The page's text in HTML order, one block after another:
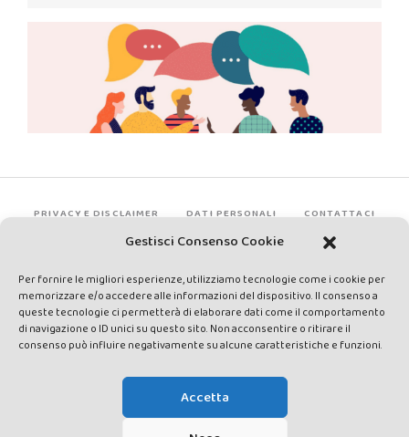
Gestisci Consenso Cookie
Per fornire le migliori esperienze, utilizziamo tecnologie come i cookie per
memorizzare e/o accedere alle informazioni del dispositivo. Il consenso a
queste tecnologie ci permetterà di elaborare dati come il comportamento
di navigazione o ID unici su questo sito. Non acconsentire o ritirare il
consenso può influire negativamente su alcune caratteristiche e funzioni.
Accetta
PRIVACY E DISCLAIMER DATI PERSONALI CONTATTACI
rights reserved - Testata registrata presso il Tribunale di Siena con
autorizzazione n°1 del 12/04/2014 - Direttrice Responsabile: Chiara
Cacace - E-mail: direzione@lavaldichiana.it - Editore: Valdichiana